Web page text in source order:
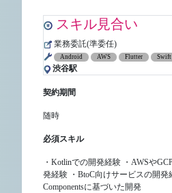
スキル見合い
業務委託(準委任)
Android AWS Flutter Swift
渋谷駅
契約期間
随時
必須スキル
・Kotlinでの開発経験 ・AWSや
発経験 ・BtoC向けサービスの開発
Componentsに基づいた開発